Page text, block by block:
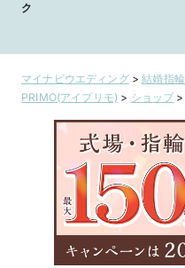
ク
マイナビウエディング>結婚指
PRIMO(アイプリモ) > ショップ >